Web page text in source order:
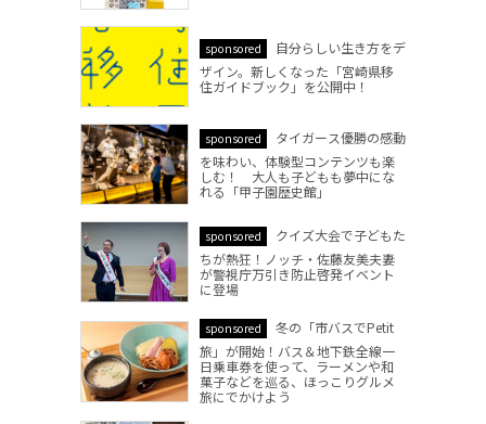
sponsored
自分らしい生き方をデ
ザイン。新しくなった「宮崎県移
住ガイドブック」を公開中！
sponsored
タイガース優勝の感動
を味わい、体験型コンテンツも楽
しむ！ 大人も子どもも夢中にな
れる「甲子園歴史館」
sponsored
クイズ大会で子どもた
ちが熱狂！ノッチ・佐藤友美夫妻
が警視庁万引き防止啓発イベント
に登場
sponsored
冬の「市バスでPetit
旅」が開始！バス＆地下鉄全線一
日乗車券を使って、ラーメンや和
菓子などを巡る、ほっこりグルメ
旅にでかけよう